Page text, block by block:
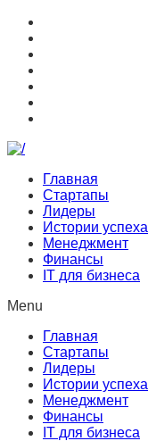
Главная
Стартапы
Лидеры
Истории успеха
Менеджмент
Финансы
IT для бизнеса
Menu
Главная
Стартапы
Лидеры
Истории успеха
Менеджмент
Финансы
IT для бизнеса